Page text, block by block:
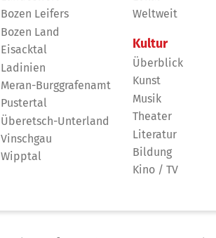
Bozen Leifers
Bozen Land
Eisacktal
Ladinien
Meran-Burggrafenamt
Pustertal
Überetsch-Unterland
Vinschgau
Wipptal
Weltweit
Kultur
Überblick
Kunst
Musik
Theater
Literatur
Bildung
Kino / TV